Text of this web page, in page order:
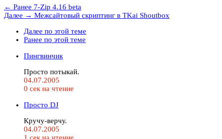
← Ранее 7-Zip 4.16 beta
Далее → Межсайтовый скриптинг в TKai Shoutbox
Далее по этой теме
Ранее по этой теме
Пингвинчик
Просто потыкай.
04.07.2005
0 сек на чтение
Просто DJ
Кручу-верчу.
04.07.2005
1 сек на чтение